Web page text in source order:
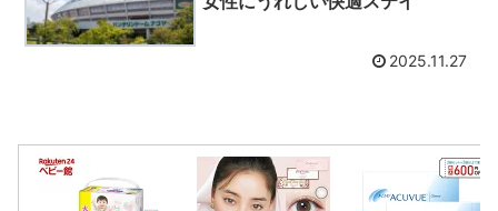
2025.11.27